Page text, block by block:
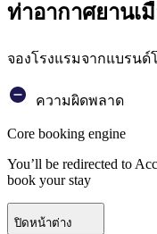
ท่าอากาศยานเ
จองโรงแรมจากแบรนด์
ความผิดพลาด
Core booking engine
You’ll be redirected to
book your stay
ปิดหน้าต่าง